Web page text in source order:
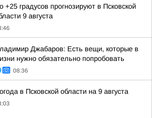
+25 градусов прогнозируют в Псковской
9 августа
Джабаров: Есть вещи, которые в
нужно обязательно попробовать
08:36
в Псковской области на 9 августа